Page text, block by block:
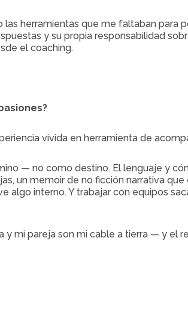
las herramientas que me faltaban
y su propia responsabilidad
el coaching.
vivida en herramienta de
— no como destino. El lenguaje y
un memoir de no ficción narrativa
interno. Y trabajar con equipos
y mi pareja son mi cable a tierra — y el